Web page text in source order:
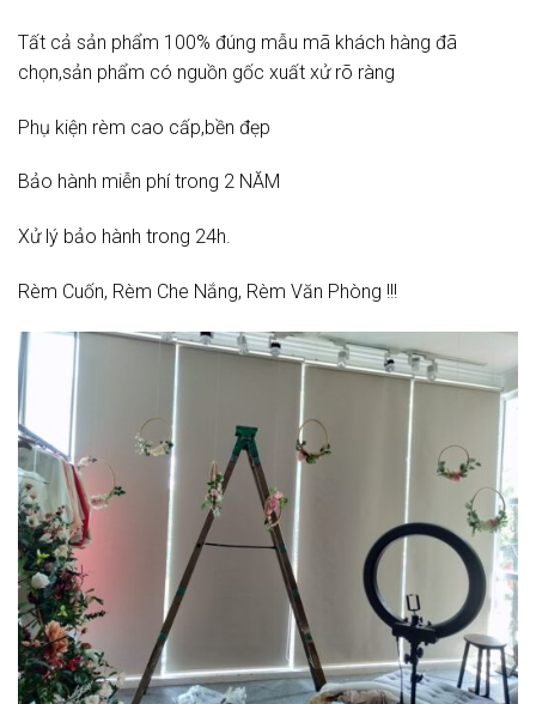
Tất cả sản phẩm 100% đúng mẫu mã khách hàng đã
chọn,sản phẩm có nguồn gốc xuất xử rõ ràng
Phụ kiện rèm cao cấp,bền đẹp
Bảo hành miễn phí trong 2 NĂM
Xử lý bảo hành trong 24h.
Rèm Cuốn, Rèm Che Nắng, Rèm Văn Phòng !!!